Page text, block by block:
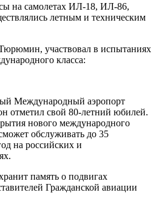
на самолетах ИЛ-18, ИЛ-86,
летным и техническим
участвовал в испытаниях
класса:
Международный аэропорт
отметил свой 80-летний юбилей.
нового международного
обслуживать до 35
на российских и
память о подвигах
Гражданской авиации